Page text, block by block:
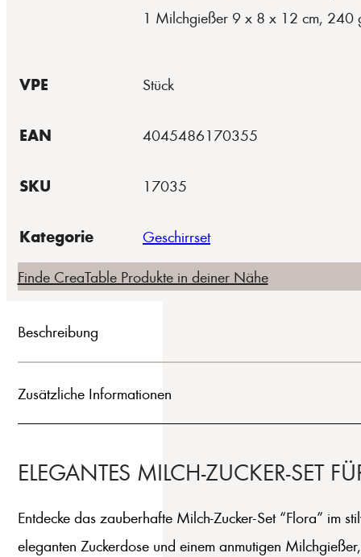
1 Milchgießer 9 x 8 x 12 cm, 240
VPE Stück
EAN 4045486170355
SKU 17035
Kategorie
Geschirrset
Finde CreaTable Produkte in deiner Nähe
Beschreibung
Zusätzliche Informationen
ELEGANTES MILCH-ZUCKER-SET
Entdecke das zauberhafte Milch-Zucker-Set “Flora” im
eleganten Zuckerdose und einem anmutigen